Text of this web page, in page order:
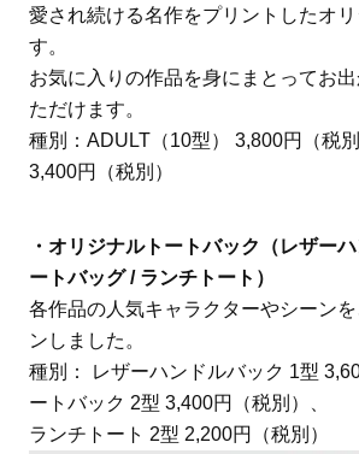
愛され続ける名作をプリントしたオ
す。
お気に入りの作品を身にまとってお
ただけます。
種別：ADULT（10型） 3,800円（税別
3,400円（税別）
・オリジナルトートバック（レザー
ートバッグ / ランチトート）
各作品の人気キャラクターやシーン
ンしました。
種別： レザーハンドルバック 1型
ートバック 2型 3,400円（税別）、
ランチトート 2型 2,200円（税別）